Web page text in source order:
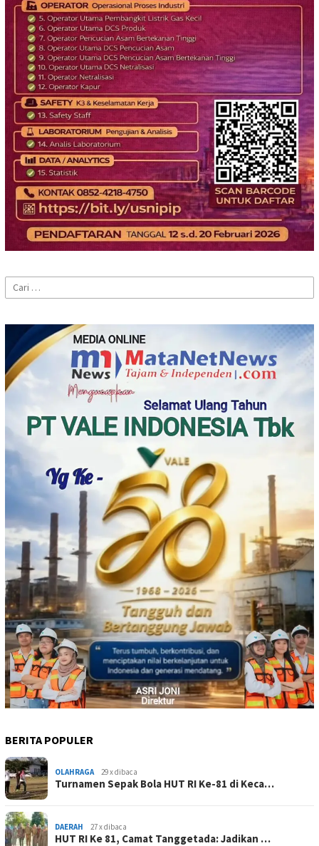
Cari
untuk:
BERITA POPULER
OLAHRAGA 29 x dibaca
Turnamen Sepak Bola HUT RI Ke-81 di Keca…
DAERAH 27 x dibaca
HUT RI Ke 81, Camat Tanggetada: Jadikan …